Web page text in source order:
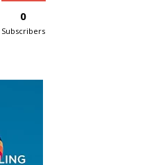
0
Subscribers